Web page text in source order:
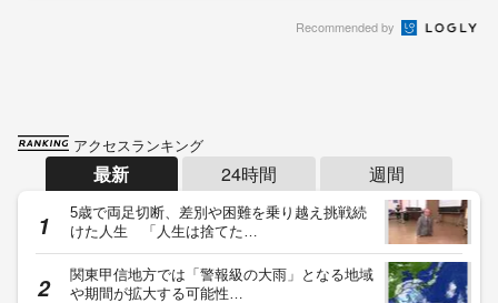
Recommended by
アクセスランキング
最新 24時間 週間
5歳で両足切断、差別や困難を乗り越え挑戦続
けた人生 「人生は捨てた…
関東甲信地方では「警報級の大雨」となる地域
や期間が拡大する可能性…